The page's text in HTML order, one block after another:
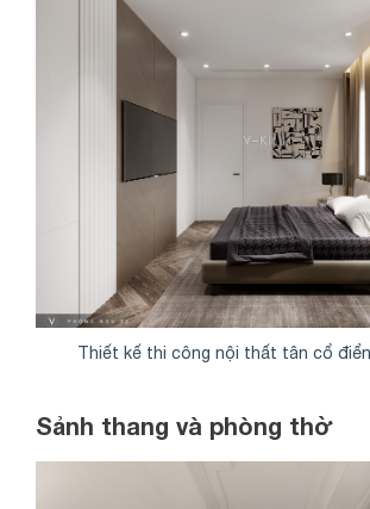
Thiết kế thi công nội thất tân cổ
Sảnh thang và phòng thờ